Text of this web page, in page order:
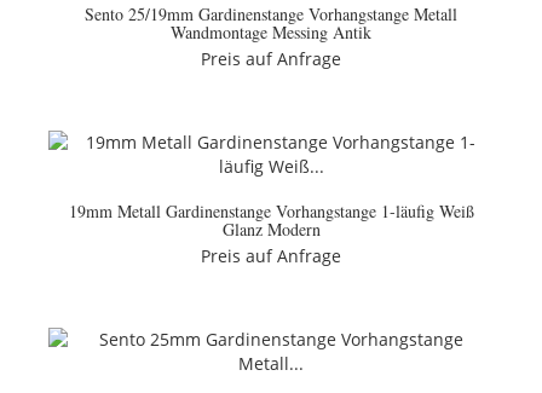
Sento 25/19mm Gardinenstange Vorhangstange Metall
Wandmontage Messing Antik
Preis auf Anfrage
19mm Metall Gardinenstange Vorhangstange 1-läufig Weiß
Glanz Modern
Preis auf Anfrage